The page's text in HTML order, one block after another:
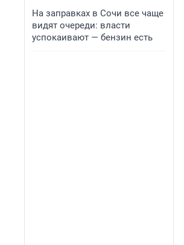
На заправках в Сочи все чаще
видят очереди: власти
успокаивают — бензин есть